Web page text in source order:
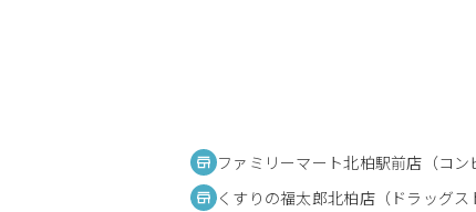
ファミリーマート北柏駅前店（コン
くすりの福太郎北柏店（ドラッグス